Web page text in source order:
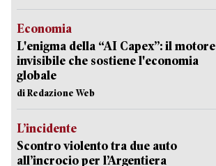
Economia
L'enigma della “AI Capex”: il motore
invisibile che sostiene l'economia
globale
di Redazione Web
L’incidente
Scontro violento tra due auto
all’incrocio per l’Argentiera